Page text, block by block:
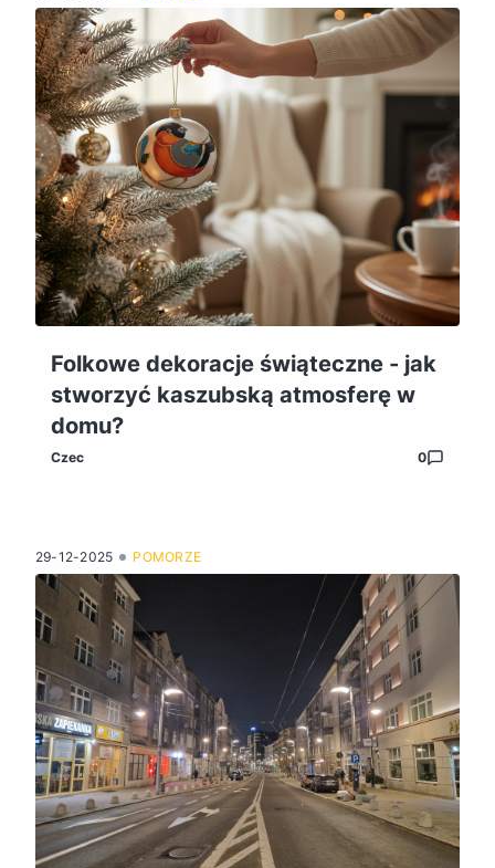
Folkowe dekoracje świąteczne - jak
stworzyć kaszubską atmosferę w
domu?
Czec 0
29-12-2025 POMORZE